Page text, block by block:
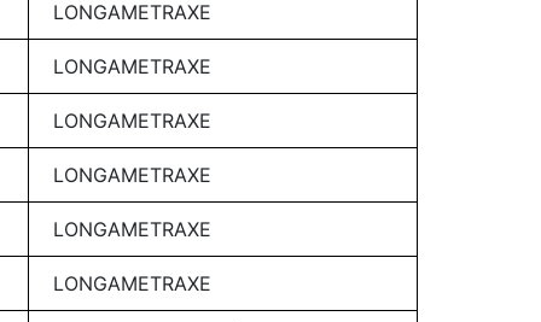
LONGAMETRAXE
LONGAMETRAXE
LONGAMETRAXE
LONGAMETRAXE
LONGAMETRAXE
LONGAMETRAXE